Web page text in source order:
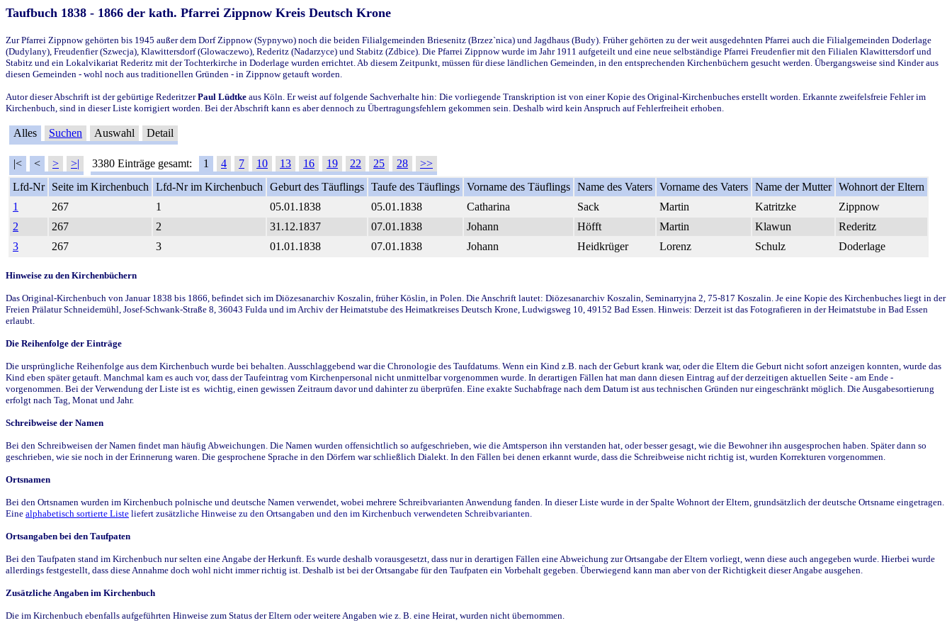
Taufbuch 1838 - 1866 der kath. Pfarrei Zippnow Kreis Deutsch Krone
Zur Pfarrei Zippnow gehörten bis 1945 außer dem Dorf Zippnow (Sypnywo) noch die beiden Filialgemeinden Briesenitz (Brzez`nica) und Jagdhaus (Budy). Früher gehörten zu der weit ausgedehnten Pfarrei auch die Filialgemeinden Doderlage
(Dudylany), Freudenfier (Szwecja), Klawittersdorf (Glowaczewo), Rederitz (Nadarzyce) und Stabitz (Zdbice). Die Pfarrei Zippnow wurde im Jahr 1911 aufgeteilt und eine neue selbständige Pfarrei Freudenfier mit den Filialen Klawittersdorf und
Stabitz und ein Lokalvikariat Rederitz mit der Tochterkirche in Doderlage wurden errichtet. Ab diesem Zeitpunkt, müssen für diese ländlichen Gemeinden, in den entsprechenden Kirchenbüchern gesucht werden. Übergangsweise sind Kinder aus
diesen Gemeinden - wohl noch aus traditionellen Gründen - in Zippnow getauft worden.
Autor dieser Abschrift ist der gebürtige RederitzerPaul Lüdtke aus Köln. Er weist auf folgende Sachverhalte hin: Die vorliegende Transkription ist von einer Kopie des Original-Kirchenbuches erstellt worden. Erkannte zweifelsfreie Fehler im
Kirchenbuch, sind in dieser Liste korrigiert worden. Bei der Abschrift kann es aber dennoch zu Übertragungsfehlern gekommen sein. Deshalb wird kein Anspruch auf Fehlerfreiheit erhoben.
Alles Suchen Auswahl Detail
|< < > >| 3380 Einträge gesamt: 1 4 7 10 13 16 19 22 25 28
>>
Lfd-Nr
Seite im Kirchenbuch Lfd-Nr im Kirchenbuch Geburt des Täuflings Taufe des Täuflings Vorname des Täuflings Name des Vaters Vorname des Vaters Name der Mutter Wohnort der Eltern
1
267 1 05.01.1838 05.01.1838 Catharina Sack Martin Katritzke
Zippnow
2
267 2 31.12.1837 07.01.1838 Johann Höfft Martin Klawun
Rederitz
3
267 3 01.01.1838 07.01.1838 Johann Heidkrüger Lorenz Schulz Doderlage
Hinweise zu den Kirchenbüchern
Das Original-Kirchenbuch von Januar 1838 bis 1866, befindet sich im Diözesanarchiv Koszalin, früher Köslin, in Polen. Die Anschrift lautet: Diözesanarchiv Koszalin, Seminarryjna 2, 75-817 Koszalin. Je eine Kopie des Kirchenbuches liegt in der
Freien Prälatur Schneidemühl, Josef-Schwank-Straße 8, 36043 Fulda und im Archiv der Heimatstube des Heimatkreises Deutsch Krone, Ludwigsweg 10, 49152 Bad Essen. Hinweis: Derzeit ist das Fotografieren in der Heimatstube in Bad Essen
erlaubt.
Die Reihenfolge der Einträge
Die ursprüngliche Reihenfolge aus dem Kirchenbuch wurde bei behalten. Ausschlaggebend war die Chronologie des Taufdatums. Wenn ein Kind z.B. nach der Geburt krank war, oder die Eltern die Geburt nicht sofort anzeigen konnten, wurde das
Kind eben später getauft. Manchmal kam es auch vor, dass der Taufeintrag vom Kirchenpersonal nicht unmittelbar vorgenommen wurde. In derartigen Fällen hat man dann diesen Eintrag auf der derzeitigen aktuellen Seite - am Ende -
vorgenommen. Bei der Verwendung der Liste ist es wichtig, einen gewissen Zeitraum davor und dahinter zu überprüfen. Eine exakte Suchabfrage nach dem Datum ist aus technischen Gründen nur eingeschränkt möglich. Die Ausgabesortierung
erfolgt nach Tag, Monat und Jahr.
Schreibweise der Namen
Bei den Schreibweisen der Namen findet man häufig Abweichungen. Die Namen wurden offensichtlich so aufgeschrieben, wie die Amtsperson ihn verstanden hat, oder besser gesagt, wie die Bewohner ihn ausgesprochen haben. Später dann so
geschrieben, wie sie noch in der Erinnerung waren. Die gesprochene Sprache in den Dörfern war schließlich Dialekt. In den Fällen bei denen erkannt wurde, dass die Schreibweise nicht richtig ist, wurden Korrekturen vorgenommen.
Ortsnamen
Bei den Ortsnamen wurden im Kirchenbuch polnische und deutsche Namen verwendet, wobei mehrere Schreibvarianten Anwendung fanden. In dieser Liste wurde in der Spalte Wohnort der Eltern, grundsätzlich der deutsche Ortsname eingetragen.
Eine alphabetisch sortierte Liste liefert zusätzliche Hinweise zu den Ortsangaben und den im Kirchenbuch verwendeten Schreibvarianten.
Ortsangaben bei den Taufpaten
Bei den Taufpaten stand im Kirchenbuch nur selten eine Angabe der Herkunft. Es wurde deshalb vorausgesetzt, dass nur in derartigen Fällen eine Abweichung zur Ortsangabe der Eltern vorliegt, wenn diese auch angegeben wurde. Hierbei wurde
allerdings festgestellt, dass diese Annahme doch wohl nicht immer richtig ist. Deshalb ist bei der Ortsangabe für den Taufpaten ein Vorbehalt gegeben. Überwiegend kann man aber von der Richtigkeit dieser Angabe ausgehen.
Zusätzliche Angaben im Kirchenbuch
Die im Kirchenbuch ebenfalls aufgeführten Hinweise zum Status der Eltern oder weitere Angaben wie z. B. eine Heirat, wurden nicht übernommen.